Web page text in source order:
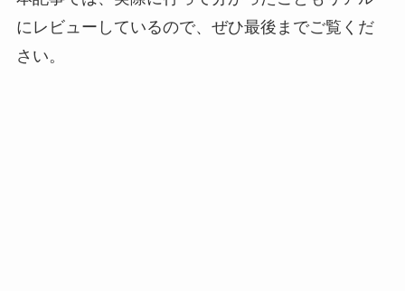
にレビューしているので、ぜひ最後までご覧くだ
さい。